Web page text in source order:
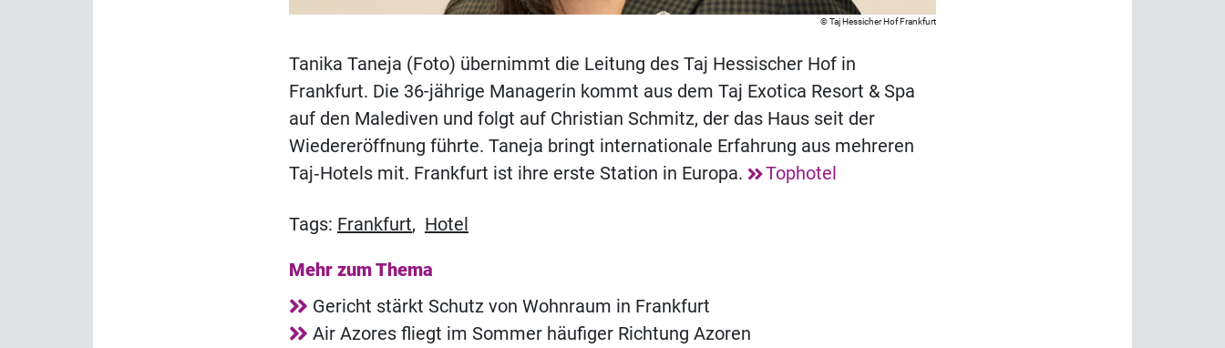
Taj Hessicher Hof Frankfurt
Tanika Taneja (Foto) übernimmt die Leitung des Taj Hessischer Hof in
Frankfurt. Die 36-jährige Managerin kommt aus dem Taj Exotica Resort & Spa
auf den Malediven und folgt auf Christian Schmitz, der das Haus seit der
Wiedereröffnung führte. Taneja bringt internationale Erfahrung aus mehreren
Taj‑Hotels mit. Frankfurt ist ihre erste Station in Europa.
Tophotel
Tags: Frankfurt, Hotel
Mehr zum Thema
Gericht stärkt Schutz von Wohnraum in Frankfurt
Air Azores fliegt im Sommer häufiger Richtung Azoren